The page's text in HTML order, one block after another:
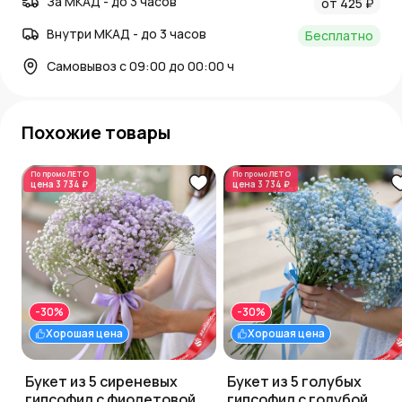
Внутри МКАД - до 3 часов
Бесплатно
Самовывоз с 09:00 до 00:00 ч
Похожие товары
По промоЛЕТО
цена 3 734 ₽
Хорошая цена
-30%
Букет из 5 сиреневых
По промоЛЕТО
цена 3 734 ₽
Хорошая цена
-30%
Букет из 5 голубых